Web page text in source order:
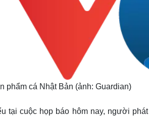
phẩm cá Nhật Bản (ảnh: Guardian)
tại cuộc họp báo hôm nay, người